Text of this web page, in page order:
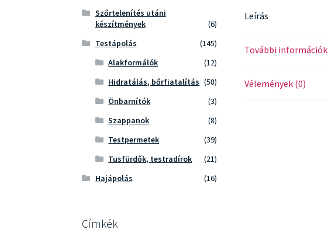
Leírás
További információk
Vélemények (0)
Szőrtelenítés utáni
készítmények
(6)
Testápolás
(145)
Alakformálók
(12)
Hidratálás, bőrfiatalítás (58)
Önbarnítók
(3)
Szappanok
(8)
Testpermetek
(39)
Tusfürdők, testradírok
(21)
Hajápolás
(16)
Címkék